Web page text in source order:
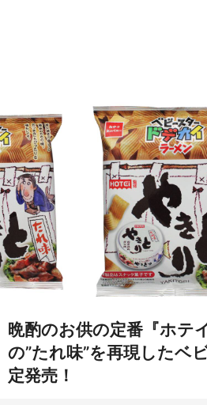
晩酌のお供の定番『ホテ
の”たれ味”を再現したベ
定発売！